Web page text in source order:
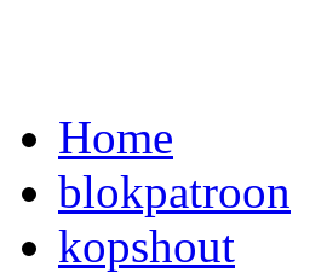
Home
blokpatroon
kopshout